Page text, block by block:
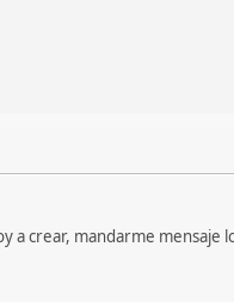
a crear, mandarme